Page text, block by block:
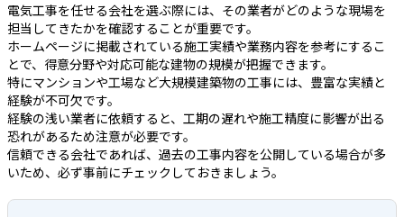
電気工事を任せる会社を選ぶ際には、その業者がどのような現場を
担当してきたかを確認することが重要です。
ホームページに掲載されている施工実績や業務内容を参考にするこ
とで、得意分野や対応可能な建物の規模が把握できます。
特にマンションや工場など大規模建築物の工事には、豊富な実績と
経験が不可欠です。
経験の浅い業者に依頼すると、工期の遅れや施工精度に影響が出る
恐れがあるため注意が必要です。
信頼できる会社であれば、過去の工事内容を公開している場合が多
いため、必ず事前にチェックしておきましょう。